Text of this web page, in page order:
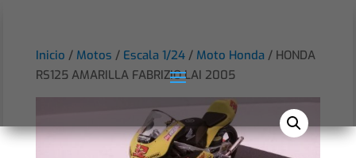
Inicio / Motos / Escala 1/24/ Moto Honda / HONDA
RS125 AMARILLA FABRIZIO LAI 2005